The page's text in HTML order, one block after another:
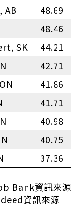
AB
48.69
48.46
SK
44.21
42.71
41.86
41.71
40.98
40.75
37.36
Bank資訊來源
資訊來源